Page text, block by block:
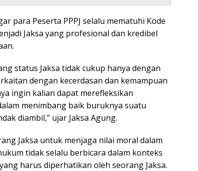
para Peserta PPPJ selalu mematuhi Kode
Jaksa yang profesional dan kredibel
status Jaksa tidak cukup hanya dengan
dengan kecerdasan dan kemampuan
ingin kalian dapat merefleksikan
menimbang baik buruknya suatu
diambil,” ujar Jaksa Agung.
Jaksa untuk menjaga nilai moral dalam
tidak selalu berbicara dalam konteks
harus diperhatikan oleh seorang Jaksa.